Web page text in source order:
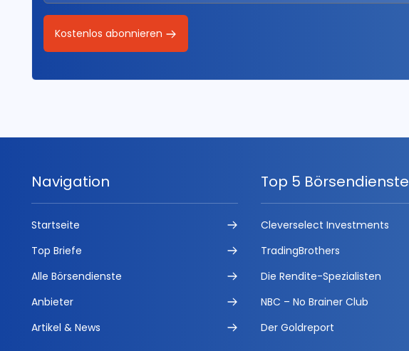
Kostenlos abonnieren
Navigation
Startseite
Top Briefe
Alle Börsendienste
Anbieter
Artikel & News
Top 5 Börsendienste
Cleverselect Investments
TradingBrothers
Die Rendite-Spezialisten
NBC – No Brainer Club
Der Goldreport